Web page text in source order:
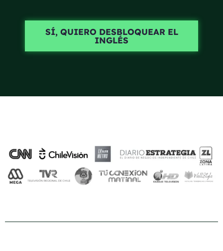
SÍ, QUIERO DESBLOQUEAR EL
INGLÉS